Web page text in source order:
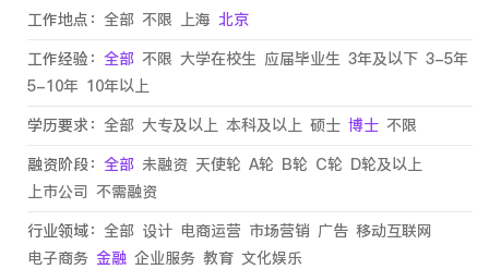
工作地点： 全部 不限 上海 北京
工作经验： 全部 不限 大学在校生 应届毕业生 3年及以下 3-5年
5-10年 10年以上
学历要求： 全部 大专及以上 本科及以上 硕士 博士 不限
融资阶段： 全部 未融资 天使轮 A轮 B轮 C轮 D轮及以上
上市公司 不需融资
行业领域： 全部 设计 电商运营 市场营销 广告 移动互联网
电子商务 金融 企业服务 教育 文化娱乐